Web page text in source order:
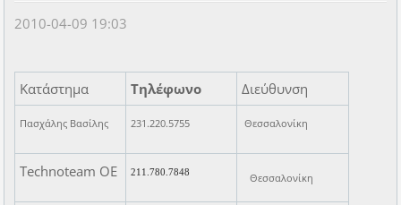
2010-04-09 19:03
Κατάστημα Τηλέφωνο Διεύθυνση
Πασχάλης Βασίλης 231.220.5755 Θεσσαλονίκη
Technoteam ΟΕ 211.780.7848 Θεσσαλονίκη